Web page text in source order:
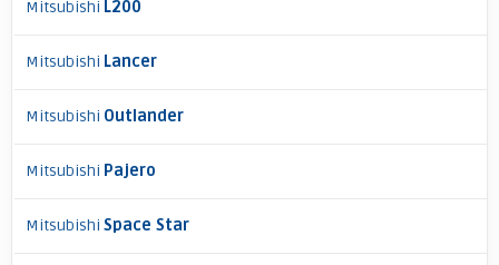
Mitsubishi L200
Mitsubishi Lancer
Mitsubishi Outlander
Mitsubishi Pajero
Mitsubishi Space Star